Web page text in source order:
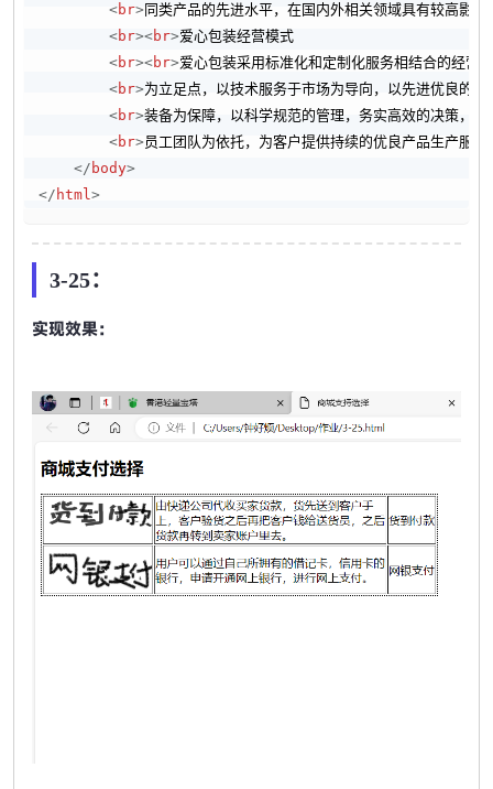
<br> 同类产品的先进水平，在国内外相关领域具有较高影响
<br><br>爱心包装经营模式
<br><br>爱心包装采用标准化和定制化服务相结合的经营
<br>为立足点，以技术服务于市场为导向，以先进优良的自
<br>装备为保障，以科学规范的管理，务实高效的决策，朝
<br> 员工团队为依托，为客户提供持续的优良产品生产服务
</ body>
</ html>
3-25：
实现效果：